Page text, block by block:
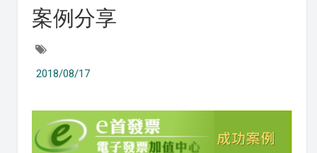
案例分享
2018/08/17